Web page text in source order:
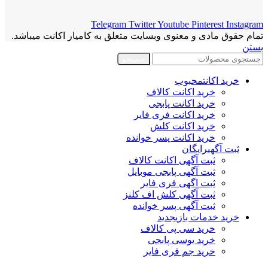
Telegram TwitterYoutube Pinterest Instagram
تمام حقوق مادی و معنوی وبسایت متعلق به کامیار اکانت میباشد.
بستن
خرید اکانتمحبوب
خرید اکانت کالاف
خرید اکانت پابجی
خرید اکانت فری فایر
خرید اکانت کلش
خرید اکانت پسر خوانده
ثبت آگهیرایگان
ثبت آگهی اکانت کالاف
ثبت آگهی پابجی موبایل
ثبت اگهی فری فایر
ثبت آگهی کلش اف کلنز
ثبت آگهی پسر خوانده
خرید خدمات بازیجدید
خرید سی پی کالاف
خرید یوسی پابجی
خرید جم فری فایر